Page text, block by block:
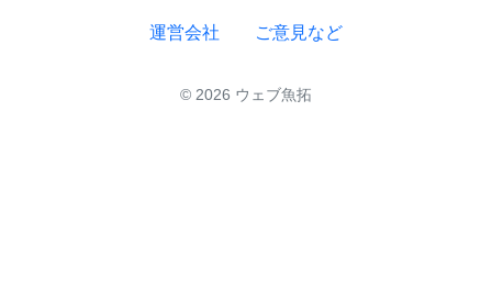
運営会社 ご意見など
© 2026 ウェブ魚拓